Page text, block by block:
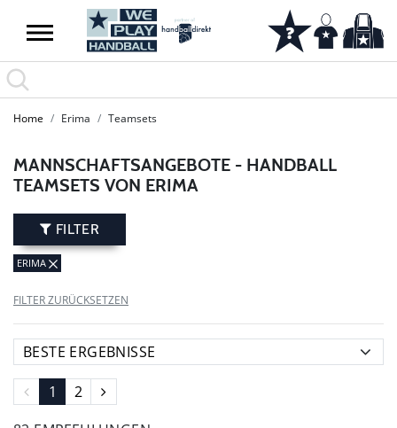
SUMMER SALE: SPARE BIS ZU 65%
Home Erima Teamsets
MANNSCHAFTSANGEBOTE - HANDBALL
TEAMSETS VON ERIMA
FILTER
ERIMA
FILTER ZURÜCKSETZEN
1
2